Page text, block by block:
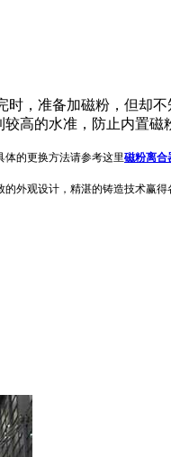
，准备加磁粉，但却
高的水准，防止内置磁
体的更换方法请参考这里磁粉离合
观设计，精湛的铸造技术赢